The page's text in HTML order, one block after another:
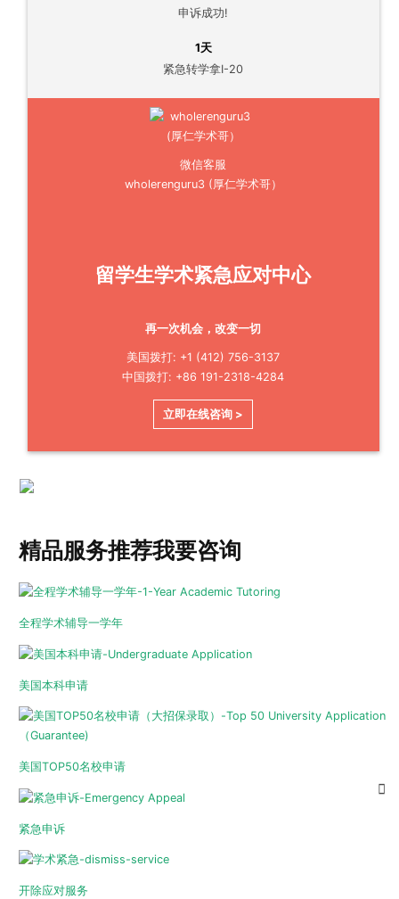
申诉成功!
1天
紧急转学拿I-20
微信客服
wholerenguru3 (厚仁学术哥）
留学生学术紧急应对中心
再一次机会，改变一切
美国拨打: +1 (412) 756-3137
中国拨打: +86 191-2318-4284
立即在线咨询 >
精品服务推荐我要咨询
全程学术辅导一学年
美国本科申请
美国TOP50名校申请
紧急申诉
开除应对服务